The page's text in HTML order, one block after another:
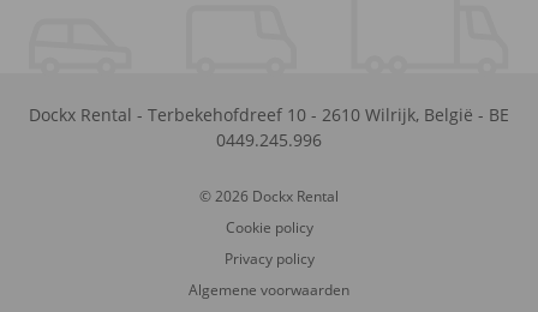
Dockx Rental - Terbekehofdreef 10 - 2610 Wilrijk, België - BE
0449.245.996
© 2026 Dockx Rental
Cookie policy
Privacy policy
Algemene voorwaarden